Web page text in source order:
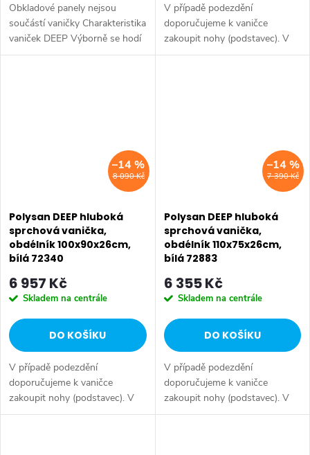
Obkladové panely nejsou
součástí vaničky Charakteristika
vaniček DEEP Výborně se hodí
pro rekonstrukce koupelen v
V případě podezdění
doporučujeme k vaničce
zakoupit nohy (podstavec). V
případě instalace s obkladovým
8 090 Kč
–14 %
Polysan DEEP hluboká
sprchová vanička,
obdélník 100x90x26cm,
bílá 72340
6 957 Kč
Skladem na centrále
DO KOŠÍKU
V případě podezdění
doporučujeme k vaničce
zakoupit nohy (podstavec). V
případě instalace s obkladovým
7 390 Kč
–14 %
Polysan DEEP hluboká
sprchová vanička,
obdélník 110x75x26cm,
bílá 72883
6 355 Kč
Skladem na centrále
DO KOŠÍKU
V případě podezdění
doporučujeme k vaničce
zakoupit nohy (podstavec). V
případě instalace s obkladovým